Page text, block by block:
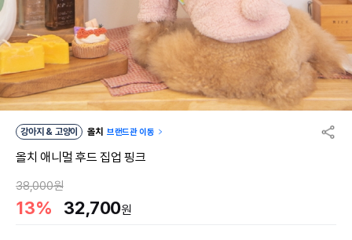
강아지 & 고양이 올치 브랜드관 이동
올치 애니멀 후드 집업 핑크
38,000원
13% 32,700원